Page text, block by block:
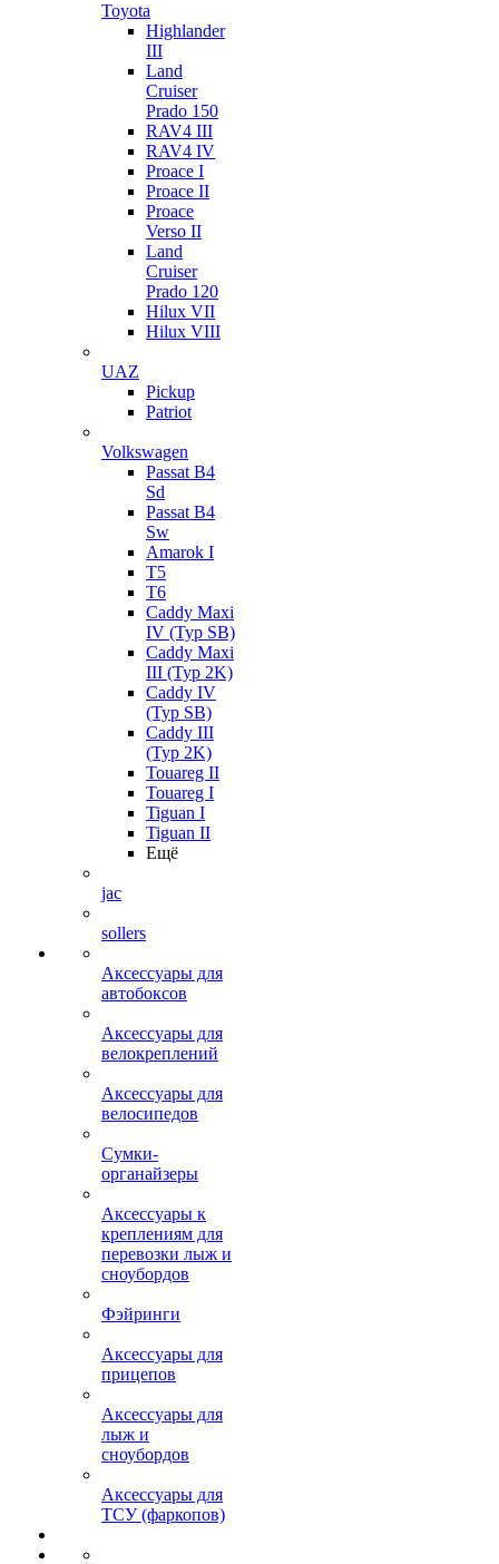
Toyota
Highlander
III
Land
Cruiser
Prado 150
RAV4 III
RAV4 IV
Proace I
Proace II
Proace
Verso II
Land
Cruiser
Prado 120
Hilux VII
Hilux VIII
UAZ
Pickup
Patriot
Volkswagen
Passat B4
Sd
Passat B4
Sw
Amarok I
T5
T6
Caddy Maxi
IV (Typ SB)
Caddy Maxi
III (Typ 2K)
Caddy IV
(Typ SB)
Caddy III
(Typ 2K)
Touareg II
Touareg I
Tiguan I
Tiguan II
Ещё
jac
sollers
Аксессуары для
автобоксов
Аксессуары для
велокреплений
Аксессуары для
велосипедов
Сумки-
органайзеры
Аксессуары к
креплениям для
перевозки лыж и
сноубордов
Фэйринги
Аксессуары для
прицепов
Аксессуары для
лыж и
сноубордов
Аксессуары для
ТСУ (фаркопов)